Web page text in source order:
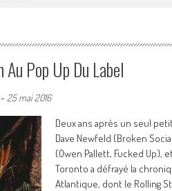
Pop Up Du Label
- 25 mai 2016
Deux ans après un seul
Dave Newfeld (Broken
(Owen Pallett, Fucked Up),
Toronto a défrayé la
Atlantique, dont le Rolling